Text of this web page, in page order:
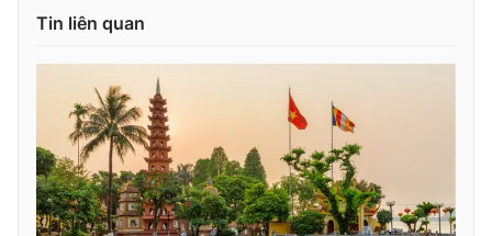
Tin liên quan